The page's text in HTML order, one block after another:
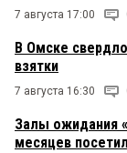
7 августа 17:00
В Омске
взятки
7 августа 16:30
Залы ожидания
месяцев